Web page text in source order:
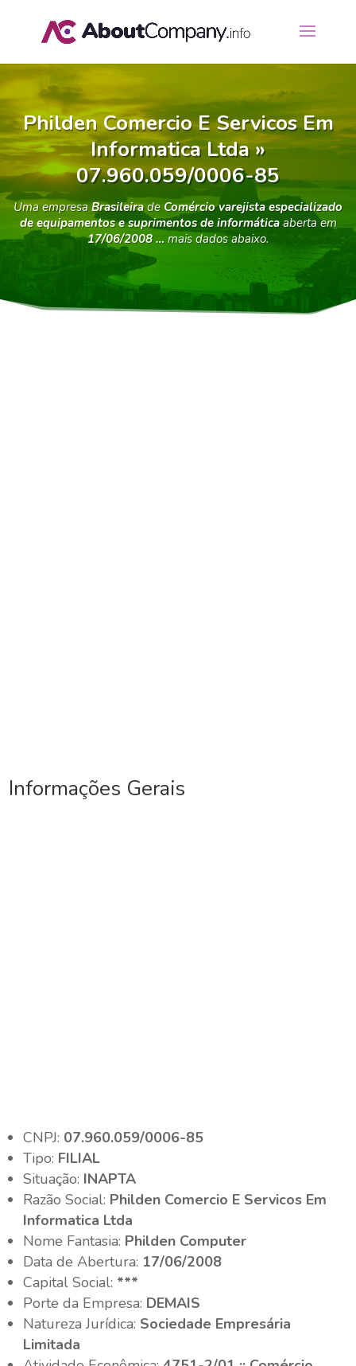
Philden Comercio E Servicos Em
Informatica Ltda »
07.960.059/0006-85
Uma empresaBrasileira de Comércio varejista especializado
de equipamentos e suprimentos de informáticaaberta em
17/06/2008 … mais dados abaixo.
Informações Gerais
CNPJ: 07.960.059/0006-85
Tipo: FILIAL
Situação: INAPTA
Razão Social: Philden Comercio E Servicos Em
Informatica Ltda
Nome Fantasia: Philden Computer
Data de Abertura: 17/06/2008
Capital Social: ***
Porte da Empresa: DEMAIS
Natureza Jurídica: Sociedade Empresária
Limitada